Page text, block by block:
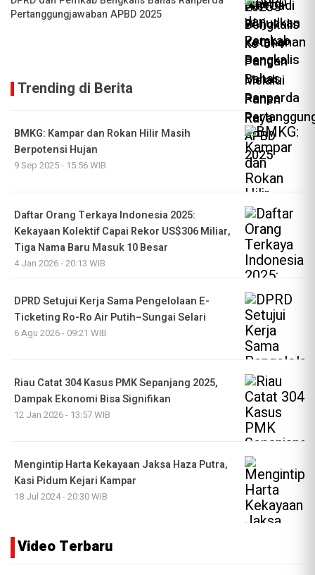
Pertanggungjawaban APBD 2025
Trending di Berita
BMKG: Kampar dan Rokan Hilir Masih
Berpotensi Hujan
9 Sep 2025 - 15:56 WIB
Daftar Orang Terkaya Indonesia 2025:
Kekayaan Kolektif Capai Rekor US$306 Miliar,
Tiga Nama Baru Masuk 10 Besar
4 Jan 2026 - 20:13 WIB
DPRD Setujui Kerja Sama Pengelolaan E-
Ticketing Ro-Ro Air Putih–Sungai Selari
6 Agu 2026 - 09:21 WIB
Riau Catat 304 Kasus PMK Sepanjang 2025,
Dampak Ekonomi Bisa Signifikan
12 Jan 2026 - 13:57 WIB
Mengintip Harta Kekayaan Jaksa Haza Putra,
Kasi Pidum Kejari Kampar
18 Jul 2024 - 20:30 WIB
Video Terbaru